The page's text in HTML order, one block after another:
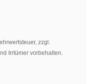
zzgl.
Irrtümer vorbehalten.